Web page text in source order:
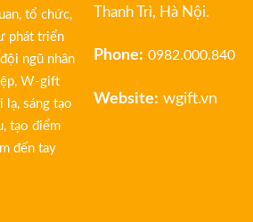
tổ chức,
phát triển
ngũ nhân
W-gift
lạ, sáng tạo
tạo điểm
đến tay
Thanh Trì, Hà Nội.
Phone: 0982.000.840
Website: wgift.vn